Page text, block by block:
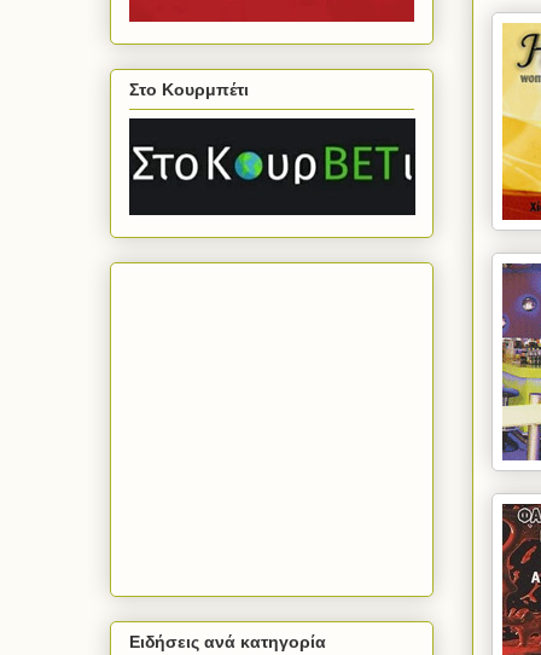
Στο Κουρμπέτι
Ειδήσεις ανά κατηγορία